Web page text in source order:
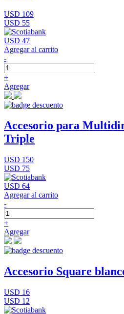
USD 109
USD 55
USD 47
Agregar al carrito
-
+
Agregar
Accesorio para
Triple
USD 150
USD 75
USD 64
Agregar al carrito
-
+
Agregar
Accesorio Square
USD 16
USD 12